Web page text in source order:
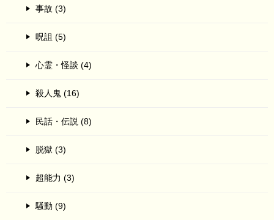
事故 (3)
呪詛 (5)
心霊・怪談 (4)
殺人鬼 (16)
民話・伝説 (8)
脱獄 (3)
超能力 (3)
騒動 (9)